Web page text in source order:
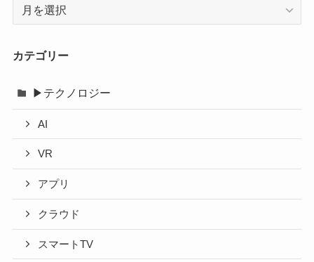
イ
カテゴリー
▶テクノロジー
AI
VR
アプリ
クラウド
スマートTV